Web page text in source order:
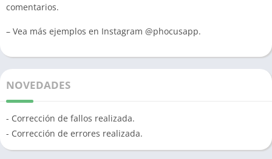
comentarios.
– Vea más ejemplos en Instagram @phocusapp.
NOVEDADES
- Corrección de fallos realizada.
- Corrección de errores realizada.